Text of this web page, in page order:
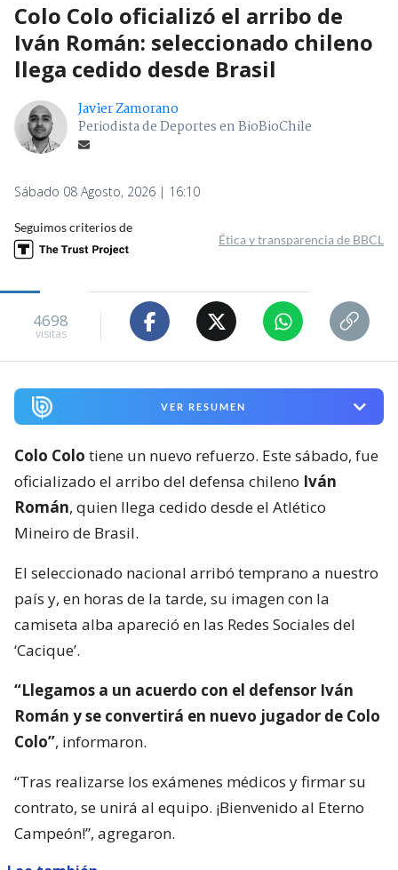
Colo Colo oficializó el arribo de
Iván Román: seleccionado chileno
llega cedido desde Brasil
Javier Zamorano
Periodista de Deportes en BioBioChile
Sábado 08 Agosto, 2026 | 16:10
Seguimos criterios de
Ética y transparencia de BBCL
4698
visitas
VER RESUMEN
Colo Colo tiene un nuevo refuerzo. Este sábado, fue
oficializado el arribo del defensa chileno Iván
Román, quien llega cedido desde el Atlético
Mineiro de Brasil.
El seleccionado nacional arribó temprano a nuestro
país y, en horas de la tarde, su imagen con la
camiseta alba apareció en las Redes Sociales del
‘Cacique’.
“Llegamos a un acuerdo con el defensor Iván
Román y se convertirá en nuevo jugador de Colo
Colo”, informaron.
“Tras realizarse los exámenes médicos y firmar su
contrato, se unirá al equipo. ¡Bienvenido al Eterno
Campeón!”, agregaron.